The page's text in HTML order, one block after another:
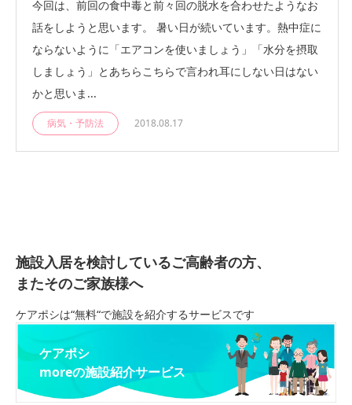
今回は、前回の食中毒と前々回の脱水を合わせたようなお
話をしようと思います。 暑い日が続いています。熱中症に
ならないように「エアコンを使いましょう」「水分を摂取
しましょう」とあちらこちらで言われ耳にしない日はない
かと思いま...
病気・予防法 2018.08.17
施設入居を検討しているご高齢者の方、
またそのご家族様へ
ケアポシは“無料“で施設を紹介するサービスです
ケアポシ
moreの施設紹介サービス